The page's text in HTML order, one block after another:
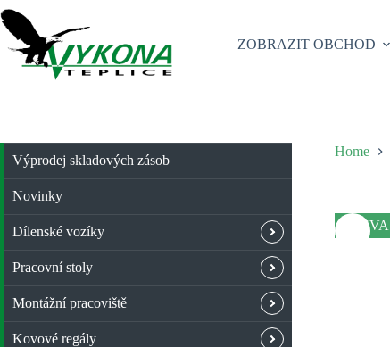
Skip
to
content
ZOBRAZIT OBCHOD
Home
SLEVA
Výprodej skladových zásob
Novinky
Dílenské vozíky
Pracovní stoly
Montážní pracoviště
Kovové regály